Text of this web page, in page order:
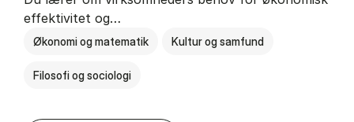
effektivitet og…
Økonomi og matematik Kultur og samfund
Filosofi og sociologi